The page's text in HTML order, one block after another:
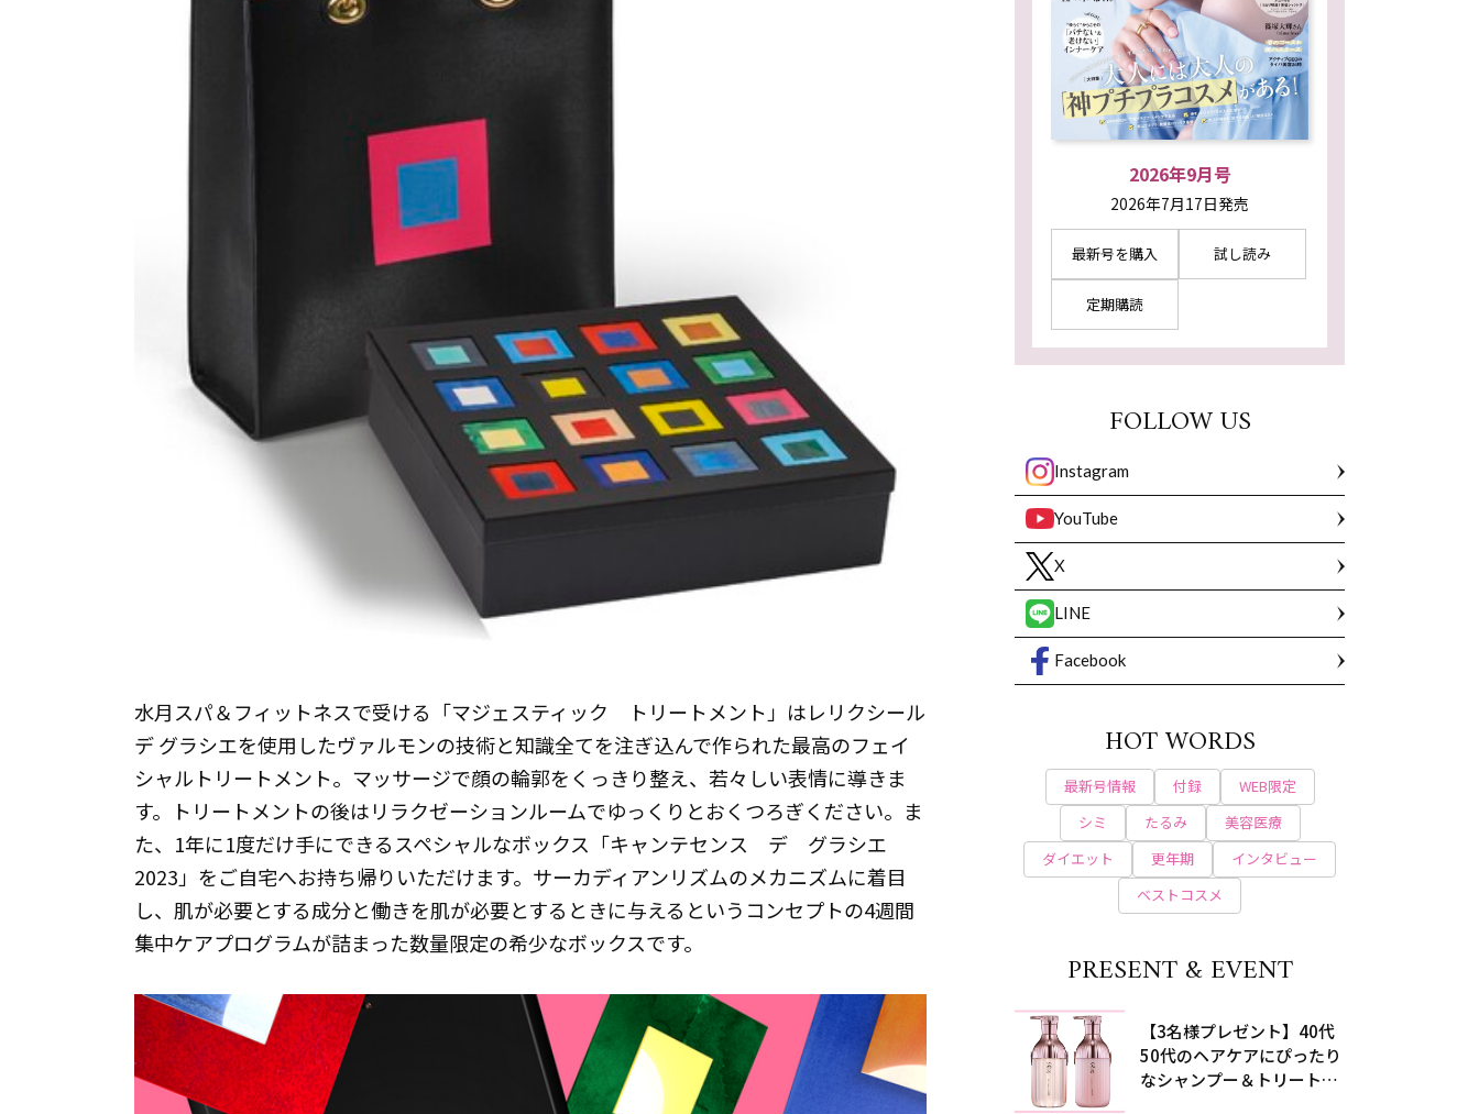
水月スパ＆フィットネスで受ける「マジェスティック トリートメント」はレリクシール
デ グラシエを使用したヴァルモンの技術と知識全てを注ぎ込んで作られた最高のフェイ
シャルトリートメント。マッサージで顔の輪郭をくっきり整え、若々しい表情に導きま
す。トリートメントの後はリラクゼーションルームでゆっくりとおくつろぎください。ま
た、1年に1度だけ手にできるスペシャルなボックス「キャンテセンス デ グラシエ
2023」をご自宅へお持ち帰りいただけます。サーカディアンリズムのメカニズムに着目
し、肌が必要とする成分と働きを肌が必要とするときに与えるというコンセプトの4週間
集中ケアプログラムが詰まった数量限定の希少なボックスです。
2026年9月号
2026年7月17日発売
最新号を購入 試し読み
定期購読
FOLLOW US
Instagram
YouTube
X
LINE
Facebook
HOT WORDS
最新号情報 付録
WEB限定
シミ
たるみ
美容医療
ダイエット
更年期
インタビュー
ベストコスメ
PRESENT & EVENT
【3名様プレゼント】40代
50代のヘアケアにぴったり
なシャンプー＆トリートメ